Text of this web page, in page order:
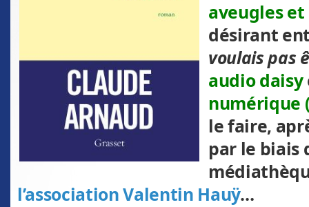
aveugles
désirant
voulais pas
audio daisy
numérique
le faire,
par le biais
l’association Valentin Hauÿ…